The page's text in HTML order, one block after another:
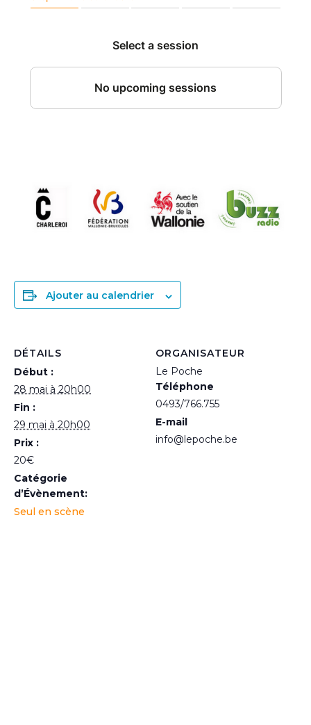
Ajouter au calendrier
DÉTAILS
Début :
28 mai à 20h00
Fin :
29 mai à 20h00
Prix :
20€
Catégorie
d’Évènement:
Seul en scène
ORGANISATEUR
Le Poche
Téléphone
0493/766.755
E-mail
info@lepoche.be